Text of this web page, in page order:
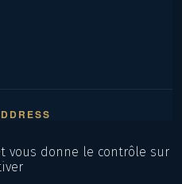
vous donne le contrôle sur